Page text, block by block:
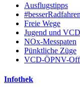
Ausflugstipps
#besserRadfahren
Freie Wege
Jugend und VCD
NOx-Messpaten
Pünktliche Züge
VCD-ÖPNV-
Infothek